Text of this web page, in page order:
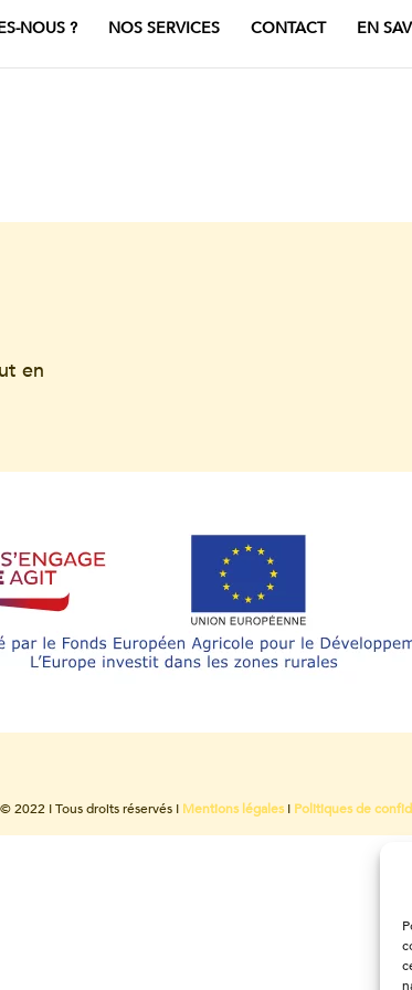
NOUS ? NOS SERVICES CONTACT EN
en
2022 I Tous droits réservés I Mentions légales I Politiques de